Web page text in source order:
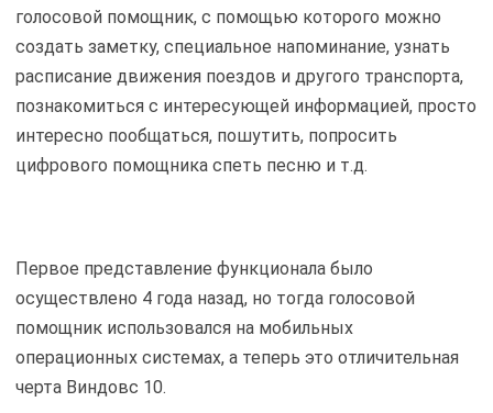
голосовой помощник, с помощью которого можно
создать заметку, специальное напоминание, узнать
расписание движения поездов и другого транспорта,
познакомиться с интересующей информацией, просто
интересно пообщаться, пошутить, попросить
цифрового помощника спеть песню и т.д.
Первое представление функционала было
осуществлено 4 года назад, но тогда голосовой
помощник использовался на мобильных
операционных системах, а теперь это отличительная
черта Виндовс 10.